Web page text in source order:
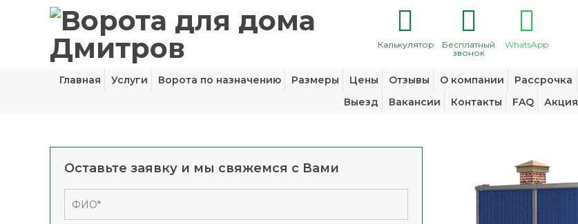
Калькулятор
Бесплатный
звонок
WhatsApp
Главная Услуги Ворота по назначению Размеры Цены Отзывы О компании Рассрочка
Выезд
Вакансии Контакты FAQ Акция
Оставьте заявку и мы свяжемся с Вами